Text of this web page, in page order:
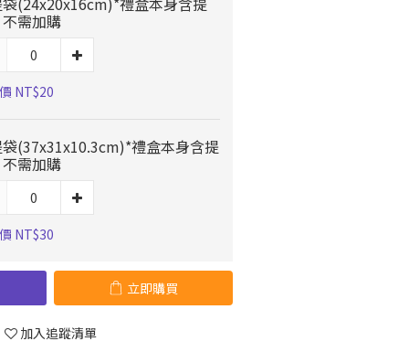
需加購
NT$20
(37x31x10.3cm)*禮盒本身含提
需加購
NT$30
立即購買
加入追蹤清單